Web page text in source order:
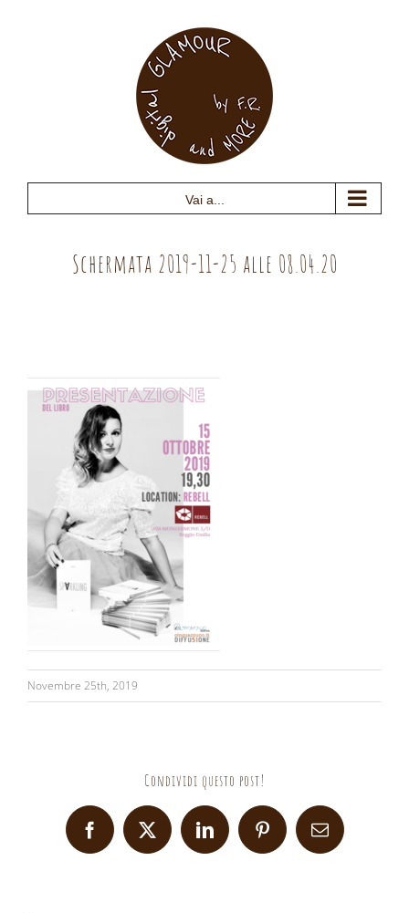
Vai a...
Schermata 2019-11-25 alle 08.04.20
Novembre 25th, 2019
Condividi questo post!
Facebook
X LinkedInPinterestEmail